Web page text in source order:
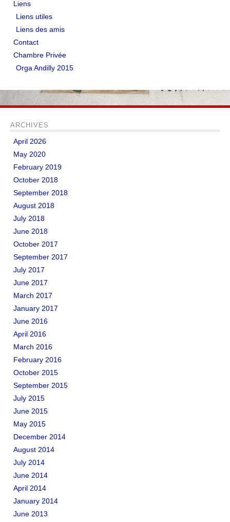
Liens
Liens utiles
Liens des amis
Contact
Chambre Privée
Orga Andilly 2015
ARCHIVES
April 2026
May 2020
February 2019
October 2018
September 2018
August 2018
July 2018
June 2018
October 2017
September 2017
July 2017
June 2017
March 2017
January 2017
June 2016
April 2016
March 2016
February 2016
October 2015
September 2015
July 2015
June 2015
May 2015
December 2014
August 2014
July 2014
June 2014
April 2014
January 2014
June 2013